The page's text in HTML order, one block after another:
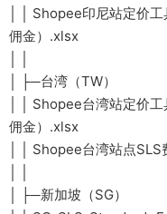
│ │ Shopee印尼站定价
佣金）.xlsx
│ ├─台湾（TW）
│ │ Shopee台湾站定价
佣金）.xlsx
│ │ Shopee台湾站点
│ ├─新加坡（SG）